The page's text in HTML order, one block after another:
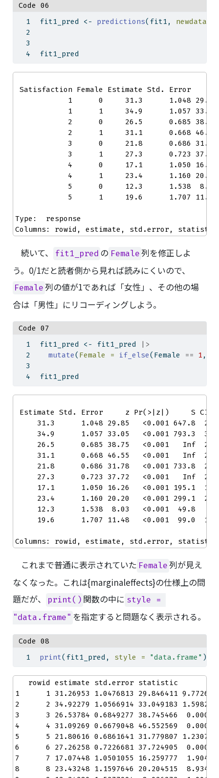
Code 06
fit1_pred <- predictions(fit1, newdata =
fit1_pred
Satisfaction Female Estimate Std. Error
1      0     31.3      1.048
1      1     34.9      1.057
2      0     26.5      0.685
2      1     31.1      0.668
3      0     21.8      0.686
3      1     27.3      0.723
4      0     17.1      1.050
4      1     23.4      1.160
5      0     12.3      1.538
5      1     19.6      1.707
Type:  response
Columns: rowid, estimate, std.error,
続いて、 fit1_pred の Female列を修正しよ
う。0/1だと読者側から見れば読みにくいので、
Female 列の値が1であれば「女性」、その他の場
合は「男性」にリコーディングしよう。
Code 07
fit1_pred <- fit1_pred
|>
mutate( Female = if_else(Female == 1 ,
fit1_pred
Estimate Std. Error     z Pr(>|z|)     S CI
31.3      1.048 29.85   <0.001 647.8
34.9      1.057 33.05   <0.001 793.3
26.5      0.685 38.75   <0.001   Inf
31.1      0.668 46.55   <0.001   Inf
21.8      0.686 31.78   <0.001 733.8
27.3      0.723 37.72   <0.001   Inf
17.1      1.050 16.26   <0.001 195.1
23.4      1.160 20.20   <0.001 299.1
12.3      1.538  8.03   <0.001  49.8
19.6      1.707 11.48   <0.001  99.0
Columns: rowid, estimate, std.error,
これまで普通に表示されていた Female 列が見え
なくなった。これは{marginaleffects}の仕様上の問
題だが、
print() 関数の中に style =
"data.frame" を指定すると問題なく表示される。
Code 08
print(fit1_pred, style = "data.frame" )
rowid estimate std.error statistic
1      1 31.26953 1.0476813 29.846411
2      2 34.92279 1.0566914 33.049183
3      3 26.53784 0.6849277 38.745466
4      4 31.09269 0.6679048 46.552569
5      5 21.80616 0.6861641 31.779807
6      6 27.26258 0.7226681 37.724905
7      7 17.07448 1.0501055 16.259777
8      8 23.43248 1.1597646 20.204515